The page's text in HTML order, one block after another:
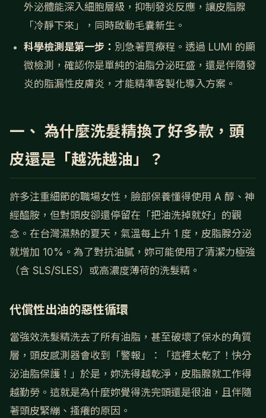
外泌體能深入細胞層級，抑制發炎反應，讓皮脂腺
「冷靜下來」，同時啟動毛囊新生。
科學檢測是第一步： 別急著買療程。透過 LUMI 的顯
微檢測，確認你是單純的油脂分泌旺盛，還是伴隨發
炎的脂漏性皮膚炎，才能精準客製化導入方案。
一、 為什麼洗髮精換了好多款，頭
皮還是「越洗越油」？
許多注重細節的職場女性，臉部保養懂得使用 A 醇、神
經醯胺，但對頭皮卻還停留在「把油洗掉就好」的觀
念。在台灣濕熱的夏天，氣溫每上升 1 度，皮脂腺分泌
就增加 10%。為了對抗油膩，妳可能使用了清潔力極強
（含 SLS/SLES）或高濃度薄荷的洗髮精。
代償性出油的惡性循環
當強效洗髮精洗去了所有油脂，甚至破壞了保水的角質
層，頭皮感測器會收到「警報」：「這裡太乾了！快分
泌油脂保護！」於是，妳洗得越乾淨，皮脂腺就工作得
越勤勞。這就是為什麼妳覺得洗完頭還是很油，且伴隨
著頭皮緊繃、搔癢的原因。